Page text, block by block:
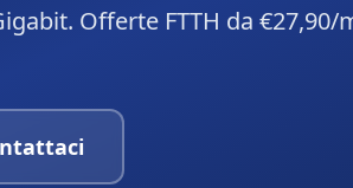
Offerte FTTH da